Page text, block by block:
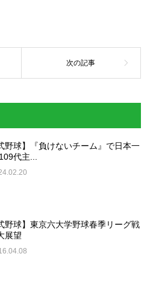
野球】『負けないチーム』で日本一
代主...
野球】東京六大学野球春季リーグ戦
展望